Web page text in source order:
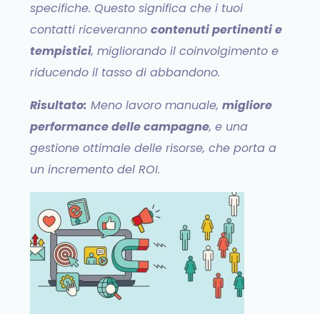
specifiche. Questo significa che i tuoi
contatti riceverannocontenuti pertinenti e
tempistici, migliorando il coinvolgimento e
riducendo il tasso di abbandono.
Risultato: Meno lavoro manuale,migliore
performance delle campagne, e una
gestione ottimale delle risorse, che porta a
un incremento del ROI.